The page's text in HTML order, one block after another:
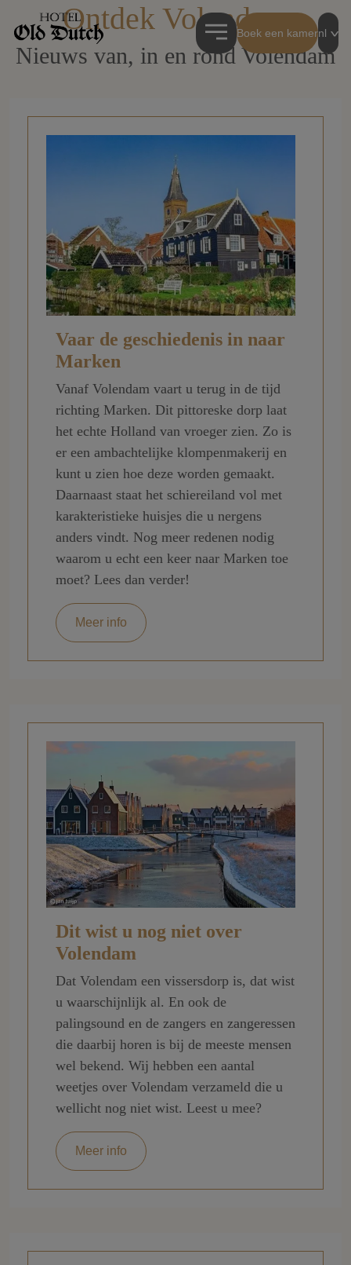
Boek een kamernl
Ontdek Volendam
Nieuws van, in en rond Volendam
Vaar de geschiedenis in naar
Marken
Vanaf Volendam vaart u terug in de tijd
richting Marken. Dit pittoreske dorp laat
het echte Holland van vroeger zien. Zo is
er een ambachtelijke klompenmakerij en
kunt u zien hoe deze worden gemaakt.
Daarnaast staat het schiereiland vol met
karakteristieke huisjes die u nergens
anders vindt. Nog meer redenen nodig
waarom u echt een keer naar Marken toe
moet? Lees dan verder!
Meer info
Dit wist u nog niet over
Volendam
Dat Volendam een vissersdorp is, dat wist
u waarschijnlijk al. En ook de
palingsound en de zangers en zangeressen
die daarbij horen is bij de meeste mensen
wel bekend. Wij hebben een aantal
weetjes over Volendam verzameld die u
wellicht nog niet wist. Leest u mee?
Meer info